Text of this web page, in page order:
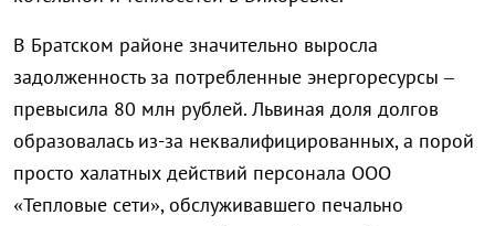
В Братском районе значительно выросла
задолженность за потребленные энергоресурсы –
превысила 80 млн рублей. Львиная доля долгов
образовалась из-за неквалифицированных, а порой
просто халатных действий персонала ООО
«Тепловые сети», обслуживавшего печально